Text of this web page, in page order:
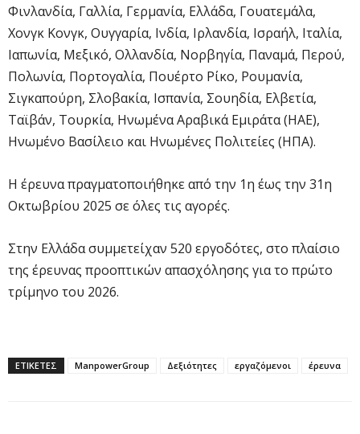
Φινλανδία, Γαλλία, Γερμανία, Ελλάδα, Γουατεμάλα,
Χονγκ Κονγκ, Ουγγαρία, Ινδία, Ιρλανδία, Ισραήλ, Ιταλία,
Ιαπωνία, Μεξικό, Ολλανδία, Νορβηγία, Παναμά, Περού,
Πολωνία, Πορτογαλία, Πουέρτο Ρίκο, Ρουμανία,
Σιγκαπούρη, Σλοβακία, Ισπανία, Σουηδία, Ελβετία,
Ταϊβάν, Τουρκία, Ηνωμένα Αραβικά Εμιράτα (ΗΑΕ),
Ηνωμένο Βασίλειο και Ηνωμένες Πολιτείες (ΗΠΑ).
Η έρευνα πραγματοποιήθηκε από την 1η έως την 31η
Οκτωβρίου 2025 σε όλες τις αγορές.
Στην Ελλάδα συμμετείχαν 520 εργοδότες, στο πλαίσιο
της έρευνας προοπτικών απασχόλησης για το πρώτο
τρίμηνο του 2026.
ΕΤΙΚΕΤΕΣ ManpowerGroup Δεξιότητες εργαζόμενοι έρευνα